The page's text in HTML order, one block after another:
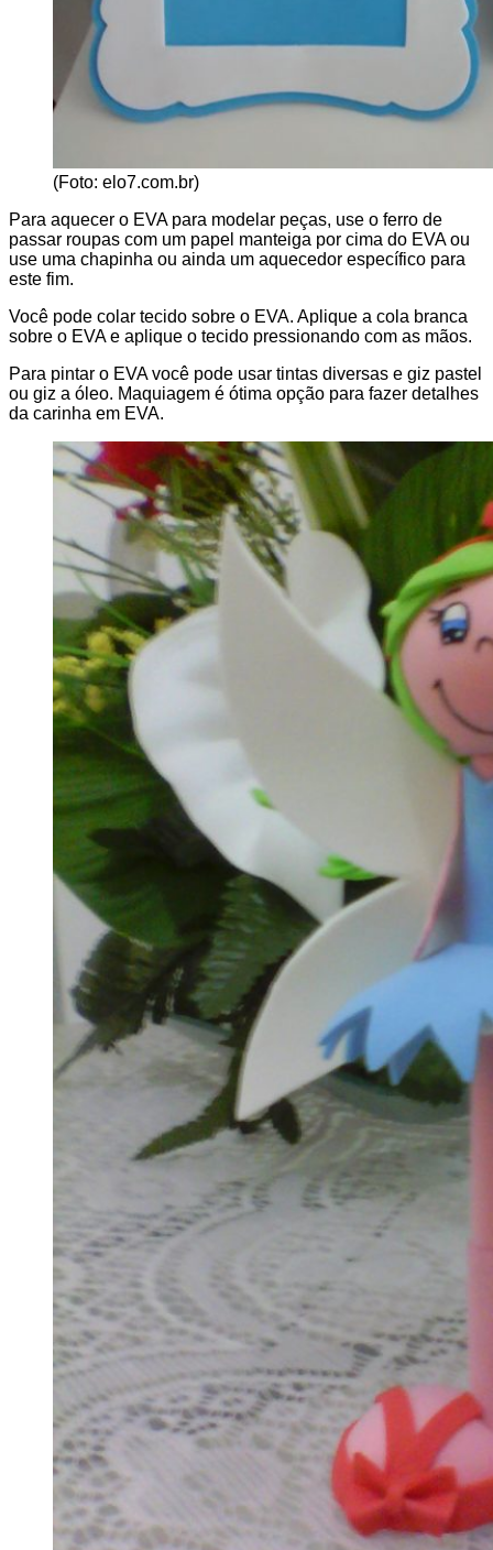
(Foto: elo7.com.br)
Para aquecer o EVA para modelar peças, use o ferro de
passar roupas com um papel manteiga por cima do EVA ou
use uma chapinha ou ainda um aquecedor específico para
este fim.
Você pode colar tecido sobre o EVA. Aplique a cola branca
sobre o EVA e aplique o tecido pressionando com as mãos.
Para pintar o EVA você pode usar tintas diversas e giz pastel
ou giz a óleo. Maquiagem é ótima opção para fazer detalhes
da carinha em EVA.